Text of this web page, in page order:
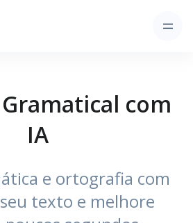
com
IA
e ortografia com
texto e melhore